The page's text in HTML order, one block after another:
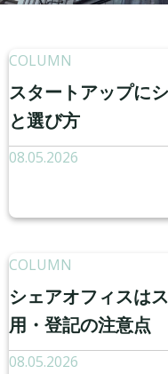
COLUMN
スタートアップに
と選び方
08.05.2026
COLUMN
シェアオフィスは
用・登記の注意点
08.05.2026